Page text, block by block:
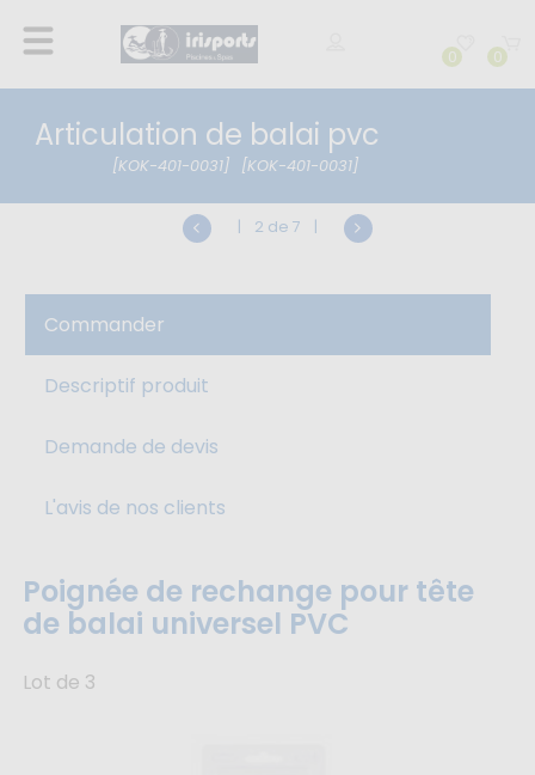
0 0
Articulation de balai pvc
[KOK-401-0031] [KOK-401-0031]
| 2 de 7 |
Commander
Descriptif produit
Demande de devis
L'avis de nos clients
Poignée de rechange pour tête
de balai universel PVC
Lot de 3